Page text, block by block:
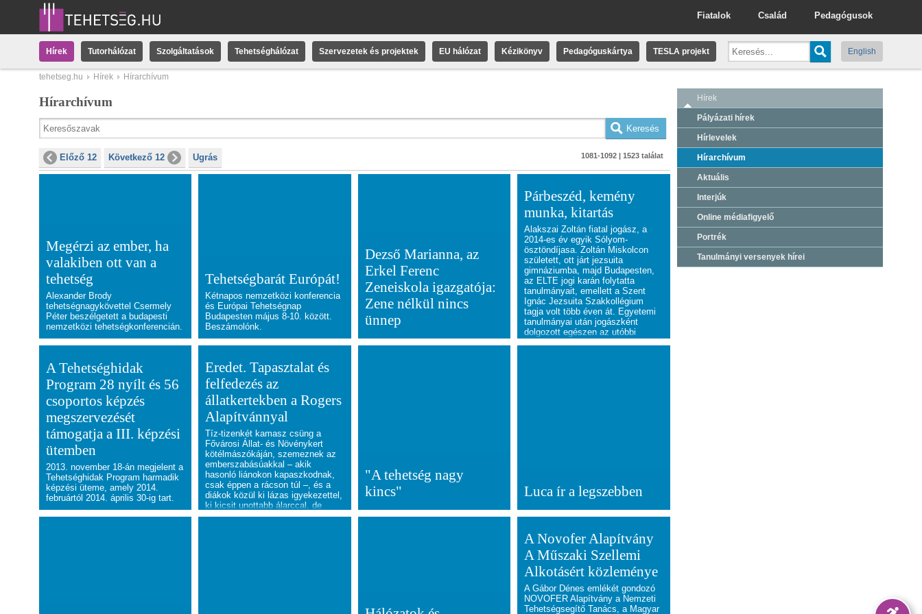
Pedagógusok
Család
Fiatalok
Hírek Tutorhálózat Szolgáltatások Tehetséghálózat Szervezetek és projektek EU hálózat Kézikönyv Pedagóguskártya TESLA projekt English
tehetseg.hu Hírek Hírarchívum
Hírarchívum
Előző 12 Következő 12 Ugrás 1081-1092 | 1523 találat
Megérzi az ember, ha
valakiben ott van a
tehetség
Alexander Brody
tehetségnagykövettel Csermely
Péter beszélgetett a budapesti
nemzetközi tehetségkonferencián.
Tehetségbarát Európát!
Kétnapos nemzetközi konferencia
és Európai Tehetségnap
Budapesten május 8-10. között.
Beszámolónk.
Dezső Marianna, az
Erkel Ferenc
Zeneiskola igazgatója:
Zene nélkül nincs
ünnep
Párbeszéd, kemény
munka, kitartás
Alakszai Zoltán fiatal jogász, a
2014-es év egyik Sólyom-
ösztöndíjasa. Zoltán Miskolcon
született, ott járt jezsuita
gimnáziumba, majd Budapesten,
az ELTE jogi karán folytatta
tanulmányait, emellett aSzent
Ignác Jezsuita Szakkollégium
tagja volt több éven át. Egyetemi
tanulmányai után jogászként
dolgozott egészen az utóbbi
A Tehetséghidak
Program 28 nyílt és 56
csoportos képzés
megszervezését
támogatja a III. képzési
ütemben
2013. november 18-án megjelent a
Tehetséghidak Program harmadik
képzési üteme, amely 2014.
februártól 2014. április 30-ig tart.
Eredet. Tapasztalat és
felfedezés az
állatkertekben a Rogers
Alapítvánnyal
Tíz-tizenkét kamasz csüng a
Fővárosi Állat- és Növénykert
kötélmászókáján, szemeznek az
emberszabásúakkal – akik
hasonló liánokon kapaszkodnak,
csak éppen a rácson túl –, és a
diákok közül ki lázas igyekezettel,
ki kicsit unottabb álarccal, de
mindenki folyamatosan figyeli az
"A tehetség nagy
kincs"
Luca ír a legszebben
A Novofer Alapítvány
A Műszaki Szellemi
Alkotásért közleménye
A Gábor Dénes emlékét gondozó
NOVOFER Alapítvány a Nemzeti
Tehetségsegítő Tanács, a Magyar
Hírek
Pályázati hírek
Hírlevelek
Hírarchívum
Aktuális
Interjúk
Online médiafigyelő
Portrék
Tanulmányi versenyek hírei